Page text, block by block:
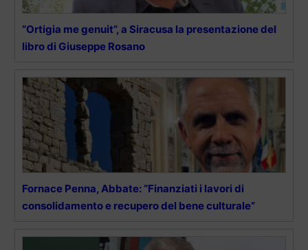
“Ortigia me genuit”, a Siracusa la presentazione del
libro di Giuseppe Rosano
Fornace Penna, Abbate: “Finanziati i lavori di
consolidamento e recupero del bene culturale”